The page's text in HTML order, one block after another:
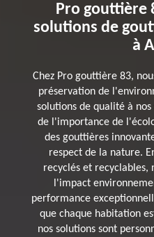
Pro gouttière
solutions de
à
Chez Pro gouttière 83,
préservation de
solutions de qualité à
de l'importance de
des gouttières
respect de la nature.
recyclés et
l'impact
performance
que chaque habitation
nos solutions sont